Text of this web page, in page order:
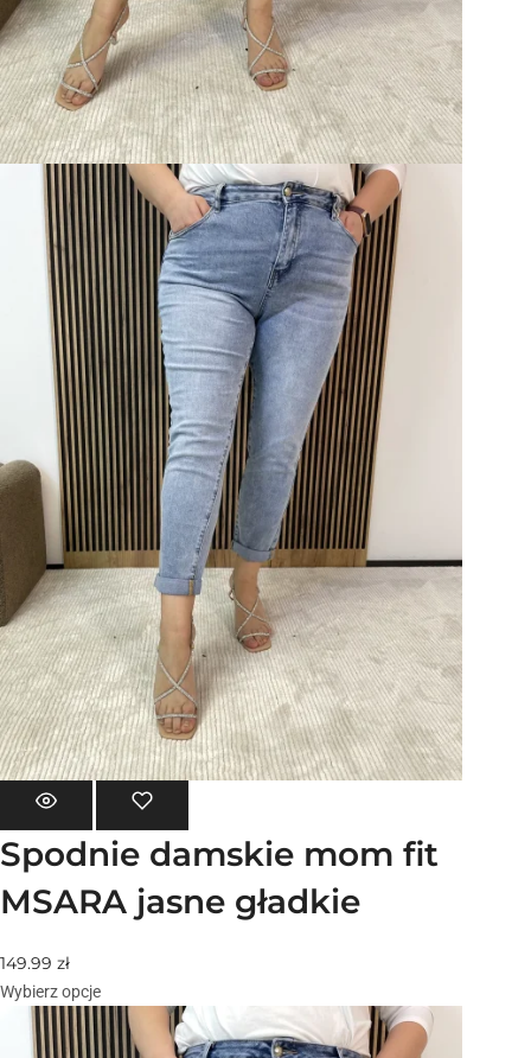
Spodnie damskie mom fit
MSARA jasne gładkie
149.99 zł
Wybierz opcje